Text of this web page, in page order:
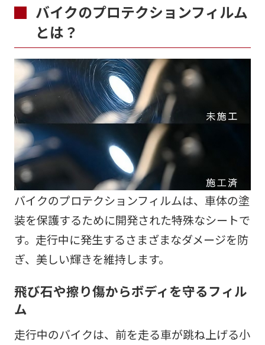
バイクのプロテクションフィルム
とは？
バイクのプロテクションフィルムは、車体の塗
装を保護するために開発された特殊なシートで
す。走行中に発生するさまざまなダメージを防
ぎ、美しい輝きを維持します。
飛び石や擦り傷からボディを守るフィル
ム
走行中のバイクは、前を走る車が跳ね上げる小